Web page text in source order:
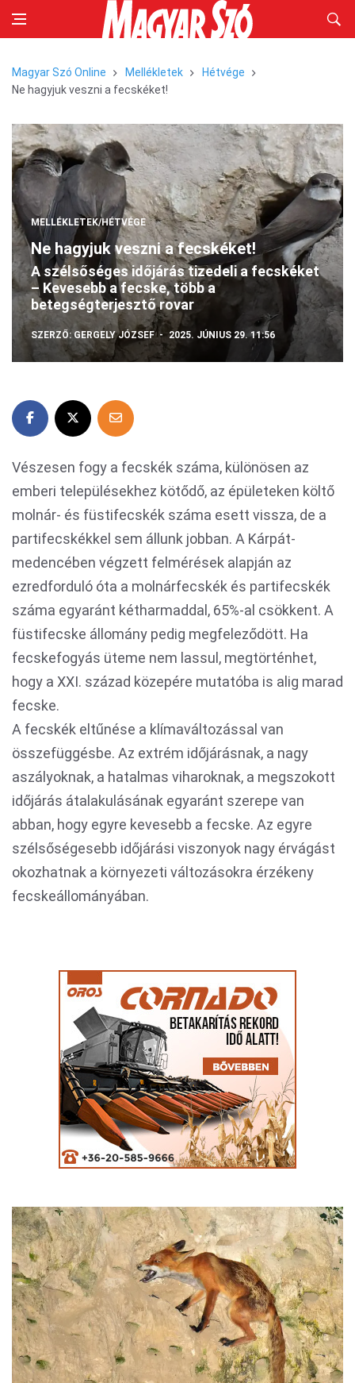
Magyar Szó Online Mellékletek
Hétvége
Ne hagyjuk veszni a fecskéket!
MELLÉKLETEK/HÉTVÉGE
Ne hagyjuk veszni a fecskéket!
A szélsőséges időjárás tizedeli a fecskéket
– Kevesebb a fecske, több a
betegségterjesztő rovar
SZERZŐ: GERGELY JÓZSEF 2025. JÚNIUS 29. 11:56
Vészesen fogy a fecskék száma, különösen az
emberi településekhez kötődő, az épületeken költő
molnár- és füstifecskék száma esett vissza, de a
partifecskékkel sem állunk jobban. A Kárpát-
medencében végzett felmérések alapján az
ezredforduló óta a molnárfecskék és partifecskék
száma egyaránt kétharmaddal, 65%-al csökkent. A
füstifecske állomány pedig megfeleződött. Ha
fecskefogyás üteme nem lassul, megtörténhet,
hogy a XXI. század közepére mutatóba is alig marad
fecske.
A fecskék eltűnése a klímaváltozással van
összefüggésbe. Az extrém időjárásnak, a nagy
aszályoknak, a hatalmas viharoknak, a megszokott
időjárás átalakulásának egyaránt szerepe van
abban, hogy egyre kevesebb a fecske. Az egyre
szélsőségesebb időjárási viszonyok nagy érvágást
okozhatnak a környezeti változásokra érzékeny
fecskeállományában.